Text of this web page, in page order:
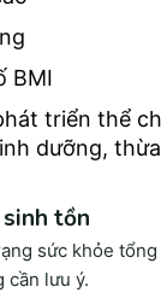
chăm sóc
sức khỏe của mẹ
Bên cạnh chế
việc tăng cường
uống bổ sung
cần phải ăn
lượng nước nạp
tránh bỏ bữa
BMI
triển thể
dưỡng,
tồn
sức khỏe tổng
cần lưu ý.